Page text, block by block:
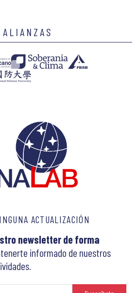
ACTUALIZACIÓN
newsletter de forma
informado de nuestros